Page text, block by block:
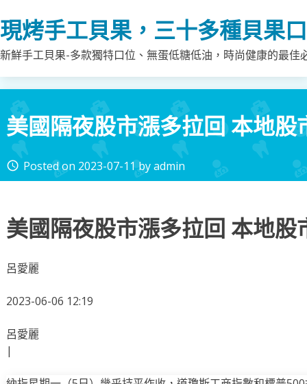
to
content
現烤手工貝果，三十多種貝果
新鮮手工貝果-多款獨特口位、無蛋低糖低油，時尚健康的最
美國隔夜股市漲多拉回 本地股
access_time Posted on 2023-07-11byadmin
美國隔夜股市漲多拉回 本地股
呂愛麗
2023-06-06 12:19
呂愛麗
|